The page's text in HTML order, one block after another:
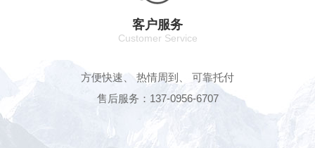
客户服务
Customer Service
方便快速、 热情周到、 可靠托付
售后服务：137-0956-6707